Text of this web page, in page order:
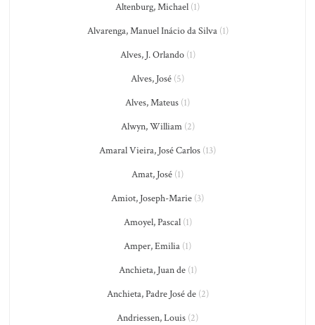
Altenburg, Michael (1)
Alvarenga, Manuel Inácio da Silva(1)
Alves, J. Orlando(1)
Alves, José (5)
Alves, Mateus (1)
Alwyn, William(2)
Amaral Vieira, José Carlos (13)
Amat, José (1)
Amiot, Joseph-Marie (3)
Amoyel, Pascal(1)
Amper, Emilia (1)
Anchieta, Juan de(1)
Anchieta, Padre José de(2)
Andriessen, Louis (2)